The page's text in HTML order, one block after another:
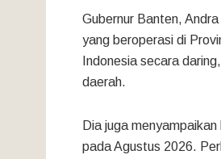
Gubernur Banten,
yang beroperasi di
Indonesia secara
daerah.
Dia juga
pada Agustus 2026.